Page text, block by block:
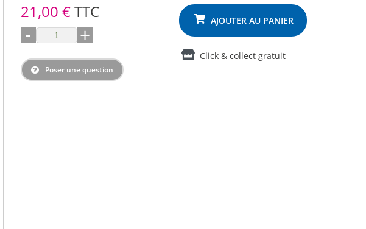
21,00 €TTC
- +
Poser une question
Click & collect gratuit